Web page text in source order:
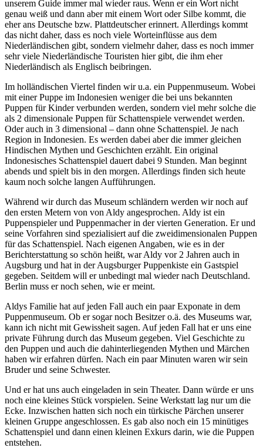
unserem Guide immer mal wieder raus. Wenn er ein Wort nicht
genau weiß und dann aber mit einem Wort oder Silbe kommt, die
eher ans Deutsche bzw. Plattdeutscher erinnert. Allerdings kommt
das nicht daher, dass es noch viele Worteinflüsse aus dem
Niederländischen gibt, sondern vielmehr daher, dass es noch immer
sehr viele Niederländische Touristen hier gibt, die ihm eher
Niederländisch als Englisch beibringen.
Im holländischen Viertel finden wir u.a. ein Puppenmuseum. Wobei
mit einer Puppe im Indonesien weniger die bei uns bekannten
Puppen für Kinder verbunden werden, sondern viel mehr solche die
als 2 dimensionale Puppen für Schattenspiele verwendet werden.
Oder auch in 3 dimensional – dann ohne Schattenspiel. Je nach
Region in Indonesien. Es werden dabei aber die immer gleichen
Hindischen Mythen und Geschichten erzählt. Ein original
Indonesisches Schattenspiel dauert dabei 9 Stunden. Man beginnt
abends und spielt bis in den morgen. Allerdings finden sich heute
kaum noch solche langen Aufführungen.
Während wir durch das Museum schländern werden wir noch auf
den ersten Metern von von Aldy angesprochen. Aldy ist ein
Puppenspieler und Puppenmacher in der vierten Generation. Er und
seine Vorfahren sind spezialisiert auf die zweidimensionalen Puppen
für das Schattenspiel. Nach eigenen Angaben, wie es in der
Berichterstattung so schön heißt, war Aldy vor 2 Jahren auch in
Augsburg und hat in der Augsburger Puppenkiste ein Gastspiel
gegeben. Seitdem will er unbedingt mal wieder nach Deutschland.
Berlin muss er noch sehen, wie er meint.
Aldys Familie hat auf jeden Fall auch ein paar Exponate in dem
Puppenmuseum. Ob er sogar noch Besitzer o.ä. des Museums war,
kann ich nicht mit Gewissheit sagen. Auf jeden Fall hat er uns eine
private Führung durch das Museum gegeben. Viel Geschichte zu
den Puppen und auch die dahinterliegenden Mythen und Märchen
haben wir erfahren dürfen. Nach ein paar Minuten waren wir sein
Bruder und seine Schwester.
Und er hat uns auch eingeladen in sein Theater. Dann würde er uns
noch eine kleines Stück vorspielen. Seine Werkstatt lag nur um die
Ecke. Inzwischen hatten sich noch ein türkische Pärchen unserer
kleinen Gruppe angeschlossen. Es gab also noch ein 15 minütiges
Schattenspiel und dann einen kleinen Exkurs darin, wie die Puppen
entstehen.